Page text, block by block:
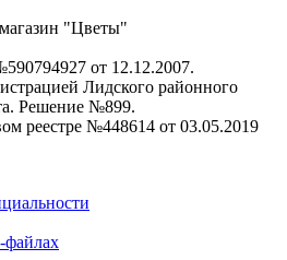
"Цветы"
от 12.12.2007.
Лидского районного
Решение №899.
реестре №448614 от 03.05.2019
файлах